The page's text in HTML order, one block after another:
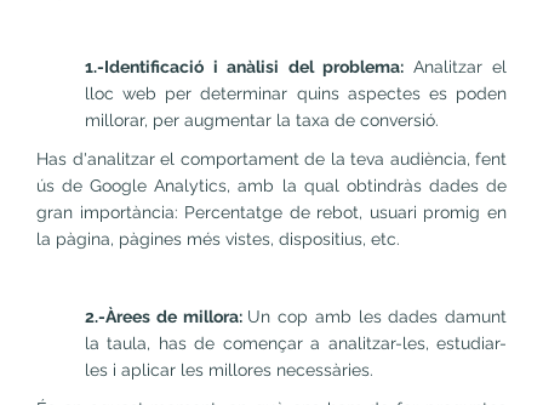
1.-Identificació i anàlisi del problema: Analitzar el
lloc web per determinar quins aspectes es poden
millorar, per augmentar la taxa de conversió.
Has d'analitzar el comportament de la teva audiència, fent
ús de Google Analytics, amb la qual obtindràs dades de
gran importància: Percentatge de rebot, usuari promig en
la pàgina, pàgines més vistes, dispositius, etc.
2.-Àrees de millora: Un cop amb les dades damunt
la taula, has de començar a analitzar-les, estudiar-
les i aplicar les millores necessàries.